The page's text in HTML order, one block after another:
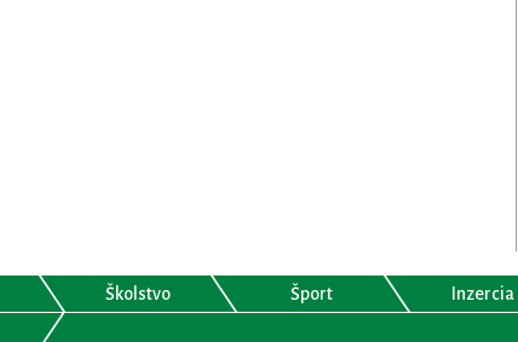
Školstvo Šport Inzercia